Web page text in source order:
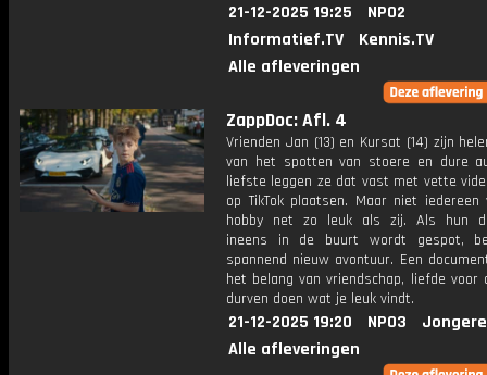
21-12-2025 19:25
NPO2
Informatief.TV
Kennis.TV
Alle afleveringen
ZappDoc: Afl. 4
Vrienden Jan (13) en Kursat (14) zijn
van het spotten van stoere en dure
liefste leggen ze dat vast met vette
op TikTok plaatsen. Maar niet
hobby net zo leuk als zij. Als hun
ineens in de buurt wordt gespot,
spannend nieuw avontuur. Een
het belang van vriendschap, liefde voor
durven doen wat je leuk vindt.
21-12-2025 19:20 NPO3
Alle afleveringen